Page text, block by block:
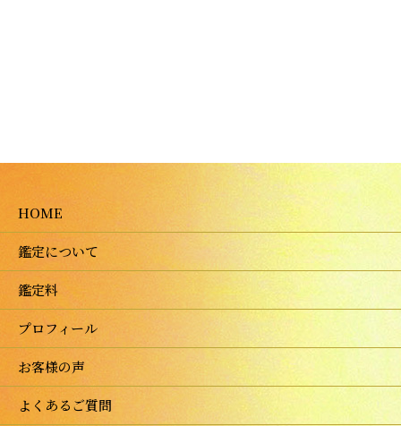
HOME
鑑定について
鑑定料
プロフィール
お客様の声
よくあるご質問